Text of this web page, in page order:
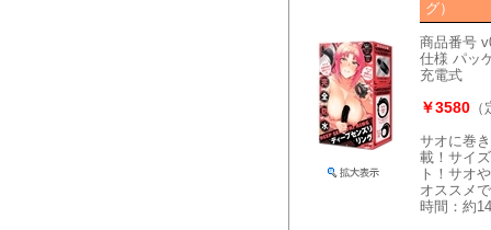
グ）
商品番号
仕様 パッ
充電式
￥3580
サオに巻
載！サイ
ト！サオ
オススメ
時間：約